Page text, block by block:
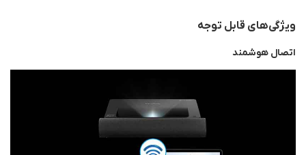
ویژگی‌های قابل توجه
اتصال هوشمند